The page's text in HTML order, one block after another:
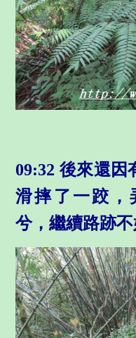
09:32 後來還因
滑摔了一跤，
兮，繼續路跡不